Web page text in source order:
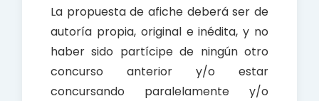
La propuesta de afiche deberá ser de
autoría propia, original e inédita, y no
haber sido partícipe de ningún otro
concurso anterior y/o estar
concursando paralelamente y/o